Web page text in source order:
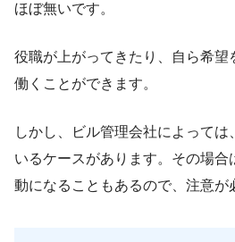
ほぼ無いです。
役職が上がってきたり、自ら希望
働くことができます。
しかし、ビル管理会社によっては
いるケースがあります。その場
動になることもあるので、注意が